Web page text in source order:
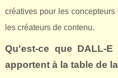
créatives pour les
les créateurs de contenu.
Qu'est-ce que DALL-
apportent à la table de